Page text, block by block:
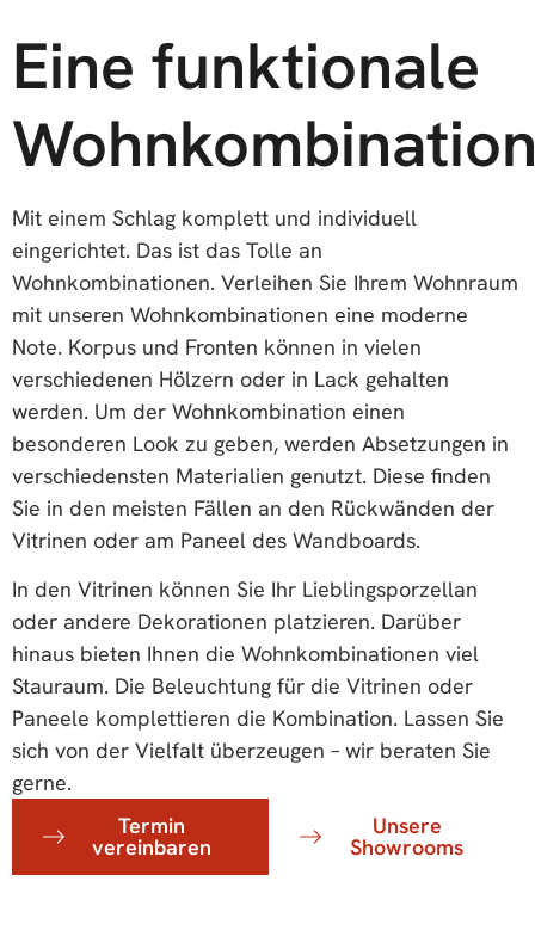
Eine funktionale
Mit einem Schlag komplett und individuell
eingerichtet. Das ist das Tolle an
Wohnkombinationen. Verleihen Sie Ihrem Wohnraum
mit unseren Wohnkombinationen eine moderne
Note. Korpus und Fronten können in vielen
verschiedenen Hölzern oder in Lack gehalten
werden. Um der Wohnkombination einen
besonderen Look zu geben, werden Absetzungen in
verschiedensten Materialien genutzt. Diese finden
Sie in den meisten Fällen an den Rückwänden der
Vitrinen oder am Paneel des Wandboards.
In den Vitrinen können Sie Ihr Lieblingsporzellan
oder andere Dekorationen platzieren. Darüber
hinaus bieten Ihnen die Wohnkombinationen viel
Stauraum. Die Beleuchtung für die Vitrinen oder
Paneele komplettieren die Kombination. Lassen Sie
sich von der Vielfalt überzeugen – wir beraten Sie
gerne.
Termin
vereinbaren
Unsere
Showrooms